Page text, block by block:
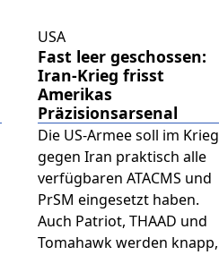
USA
Fast leer geschossen:
Iran-Krieg frisst
Amerikas
Präzisionsarsenal
Die US-Armee soll im Krieg
gegen Iran praktisch alle
verfügbaren ATACMS und
PrSM eingesetzt haben.
Auch Patriot, THAAD und
Tomahawk werden knapp,